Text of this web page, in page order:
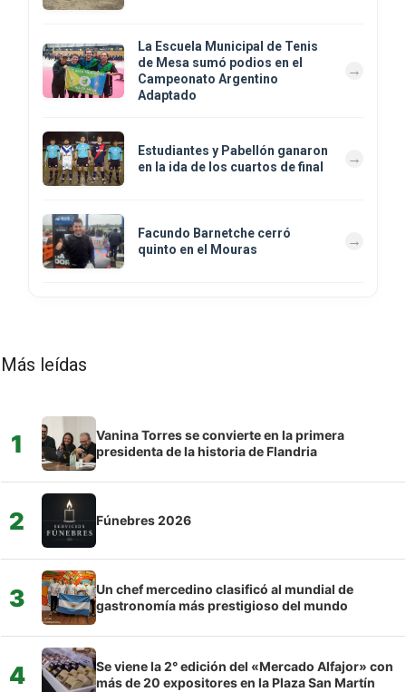
La Escuela Municipal de Tenis
de Mesa sumó podios en el
Campeonato Argentino
Adaptado
Estudiantes y Pabellón ganaron
en la ida de los cuartos de final
Facundo Barnetche cerró
quinto en el Mouras
Más leídas
1
Vanina Torres se convierte en la primera
presidenta de la historia de Flandria
2 Fúnebres 2026
3
Un chef mercedino clasificó al mundial de
gastronomía más prestigioso del mundo
4
Se viene la 2° edición del «Mercado Alfajor» con
más de 20 expositores en la Plaza San Martín